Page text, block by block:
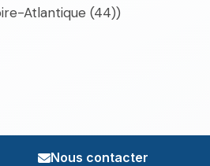
Atlantique (44))
Nous contacter